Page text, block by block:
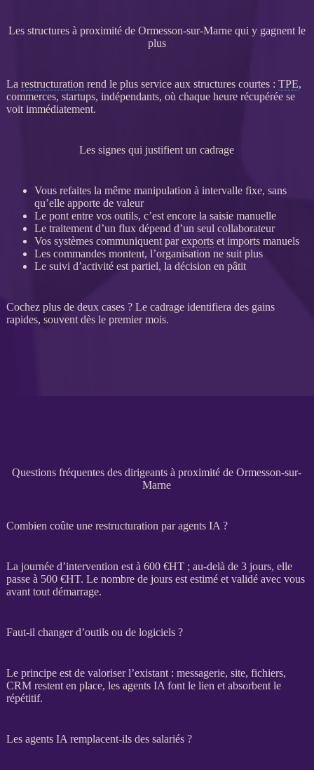
Les structures à proximité de Ormesson-sur-Marne qui y gagnent le
plus
La restructuration rend le plus service aux structures courtes : TPE,
commerces, startups, indépendants, où chaque heure récupérée se
voit immédiatement.
Les signes qui justifient un cadrage
Vous refaites la même manipulation à intervalle fixe, sans
qu’elle apporte de valeur
Le pont entre vos outils, c’est encore la saisie manuelle
Le traitement d’un fluxdépend d’un seul collaborateur
Vos systèmes communiquent parexportset imports manuels
Les commandes montent, l’organisation ne suit plus
Le suivi d’activité est partiel, la décision en pâtit
Cochez plus de deux cases ? Le cadrageidentifiera des gains
rapides, souvent dès le premier mois.
Questions fréquentes des dirigeants à proximité de Ormesson-sur-
Marne
Combien coûte une restructuration par agents IA ?
La journée d’intervention est à 600 €HT; au-delà de 3 jours, elle
passe à 500 €HT. Le nombre de jours est estimé et validé avec vous
avant tout démarrage.
Faut-il changer d’outils ou de logiciels ?
Le principe est de valoriser l’existant : messagerie, site, fichiers,
CRMrestent en place, les agents IA font le lien et absorbent le
répétitif.
Les agents IA remplacent-ils des salariés ?